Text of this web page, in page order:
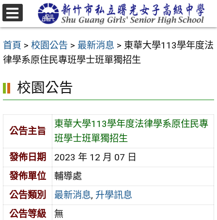
跳
至
要
內
區
首頁 > 校園公告 > 最新消息 > 東華大學113學年度法
律學系原住民專班學士班單獨招生
校園公告
公告主旨
東華大學113學年度法律學系原住民專
班學士班單獨招生
發佈日期
2023 年 12 月 07 日
發佈單位
輔導處
公告類別
最新消息, 升學訊息
公告等級
無
選
單